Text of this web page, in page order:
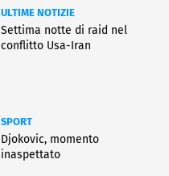
ULTIME NOTIZIE
Settima notte di raid nel
conflitto Usa-Iran
SPORT
Djokovic, momento
inaspettato